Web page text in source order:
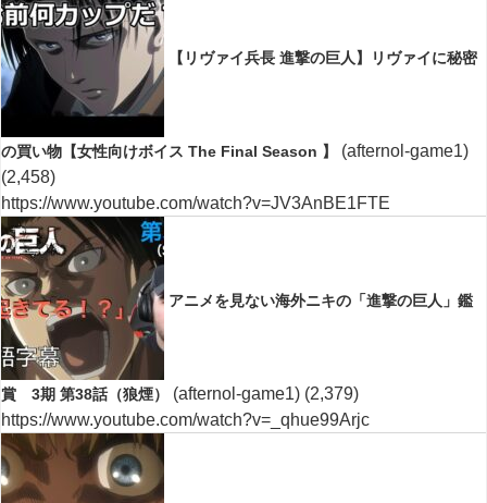
【リヴァイ兵長 進撃の巨人】リヴァイに秘密
の買い物【女性向けボイス The Final Season 】
(afternol-game1)
(2,458)
https://www.youtube.com/watch?v=JV3AnBE1FTE
アニメを見ない海外ニキの「進撃の巨人」鑑
賞 3期 第38話（狼煙） (afternol-game1) (2,379)
https://www.youtube.com/watch?v=_qhue99Arjc